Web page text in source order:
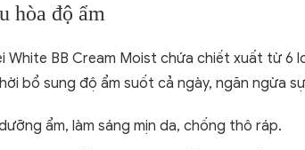
hòa độ ẩm
White BB Cream Moist chứa chiết xuất từ
bổ sung độ ẩm suốt cả ngày, ngăn ngừa
ẩm, làm sáng mịn da, chống thô ráp.